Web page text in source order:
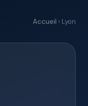
Accueil › Lyon